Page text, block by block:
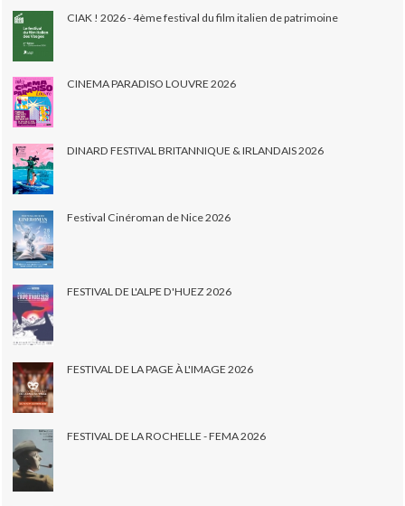
CIAK ! 2026 - 4ème festival du film italien de patrimoine
CINEMA PARADISO LOUVRE 2026
DINARD FESTIVAL BRITANNIQUE & IRLANDAIS 2026
Festival Cinéroman de Nice 2026
FESTIVAL DE L'ALPE D'HUEZ 2026
FESTIVAL DE LA PAGE À L'IMAGE 2026
FESTIVAL DE LA ROCHELLE - FEMA 2026